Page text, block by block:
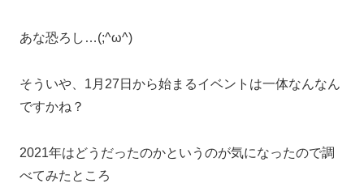
あな恐ろし…(;^ω^)
そういや、1月27日から始まるイベントは一体なんなん
ですかね？
2021年はどうだったのかというのが気になったので調
べてみたところ